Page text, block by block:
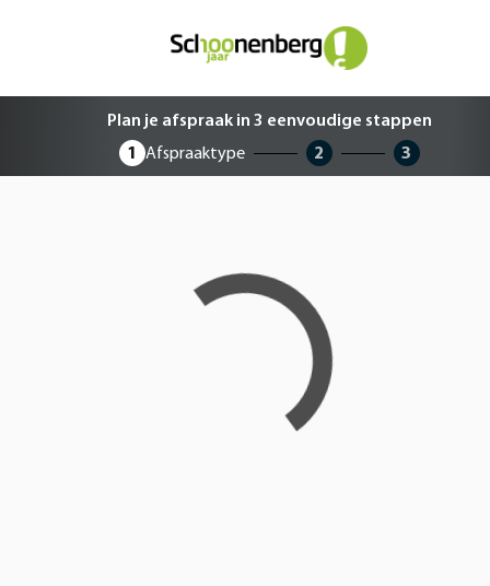
Plan je afspraak in 3 eenvoudige
Plan je afspraak in 3 eenvoudige stappen
1
Afspraaktype 2 3
Loading...